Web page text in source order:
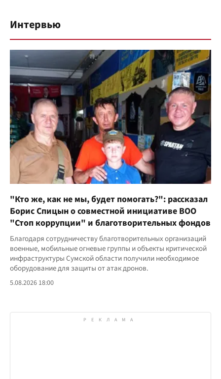
Интервью
"Кто же, как не мы, будет помогать?": рассказал
Борис Спицын о совместной инициативе ВОО
"Стоп коррупции" и благотворительных фондов
Благодаря сотрудничеству благотворительных организаций
военные, мобильные огневые группы и объекты критической
инфраструктуры Сумской области получили необходимое
оборудование для защиты от атак дронов.
5.08.2026 18:00